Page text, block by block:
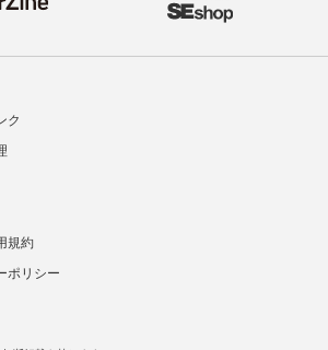
ク
規約
ポリシー